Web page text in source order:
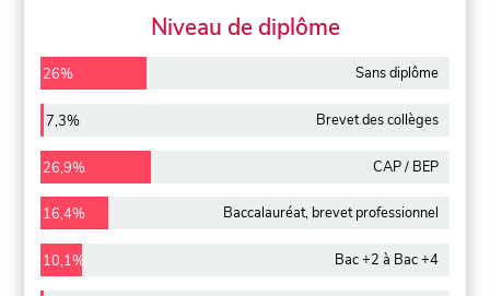
Niveau de diplôme
26% Sans diplôme
7,3% Brevet des collèges
26,9% CAP / BEP
16,4% Baccalauréat, brevet professionnel
10,1% Bac +2 à Bac +4